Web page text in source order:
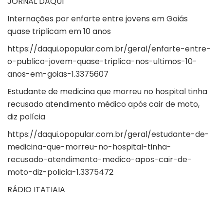
Internações por enfarte entre jovens em Goiás
quase triplicam em 10 anos
https://daqui.opopular.com.br/geral/enfarte-entre-
o-publico-jovem-quase-triplica-nos-ultimos-10-
anos-em-goias-1.3375607
Estudante de medicina que morreu no hospital tinha
recusado atendimento médico após cair de moto,
diz polícia
https://daqui.opopular.com.br/geral/estudante-de-
medicina-que-morreu-no-hospital-tinha-
recusado-atendimento-medico-apos-cair-de-
moto-diz-policia-1.3375472
RÁDIO ITATIAIA